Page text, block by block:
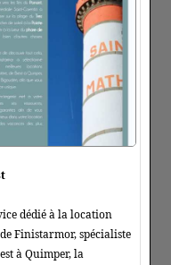
dédié à la location
Finistarmor, spécialiste
à Quimper, la